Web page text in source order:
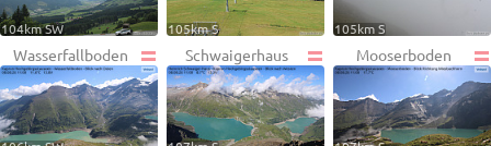
104km SW 105km S 105km S
Wasserfallboden Schwaigerhaus Mooserboden